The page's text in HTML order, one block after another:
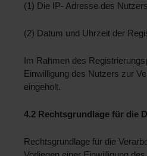
(1) Die IP- Adresse des Nutzers
(2) Datum und Uhrzeit der
Im Rahmen des
Einwilligung des Nutzers zur
eingeholt.
4.2 Rechtsgrundlage für die
Rechtsgrundlage für die